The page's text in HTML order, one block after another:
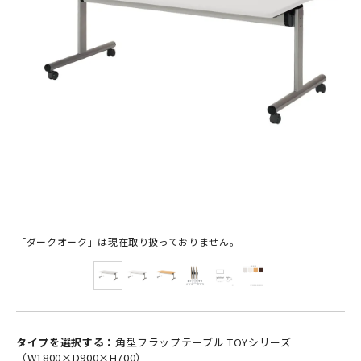
「ダークオーク」は現在取り扱っておりません。
タイプを選択する： 角型フラップテーブル TOYシリーズ
（W1800×D900×H700）